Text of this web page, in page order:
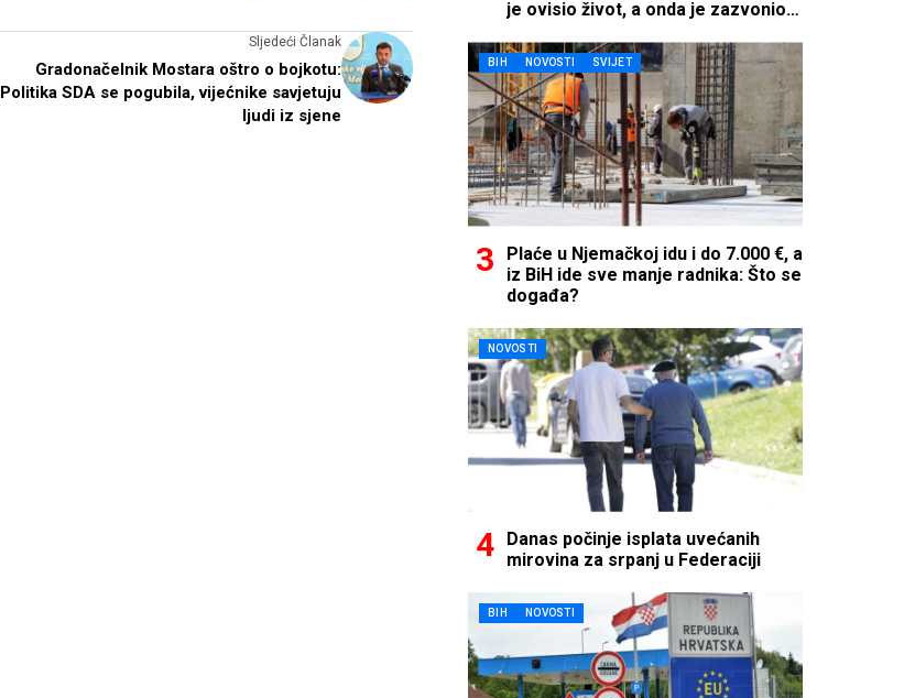
Sljedeći Članak
Gradonačelnik Mostara oštro o bojkotu:
Politika SDA se pogubila, vijećnike savjetuju
ljudi iz sjene
je ovisio život, a onda je zazvonio
BIH NOVOSTI SVIJET
Plaće u Njemačkoj idu i do 7.000 €, a
iz BiH ide sve manje radnika: Što se
događa?
NOVOSTI
Danas počinje isplata uvećanih
mirovina za srpanj u Federaciji
BIH NOVOSTI